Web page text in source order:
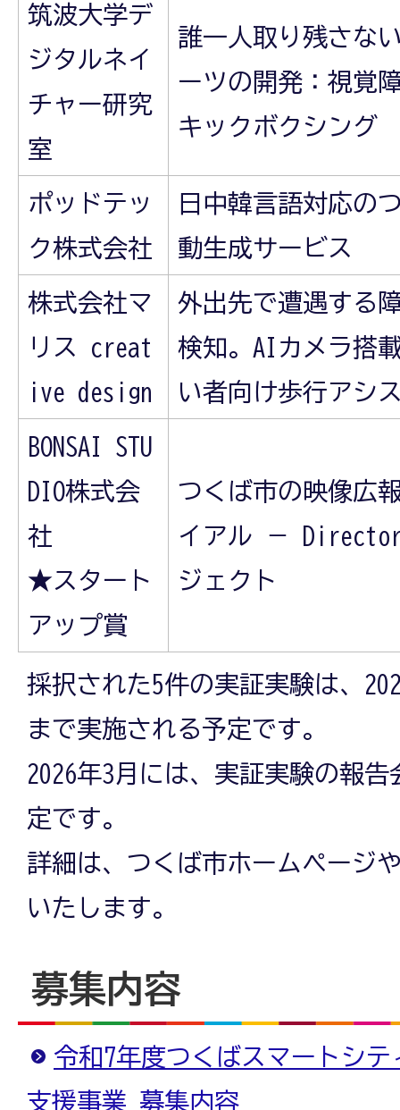
筑波大学デ
ジタルネイ
チャー研究
室
誰一人取り残さな
ーツの開発：視覚
キックボクシング
ポッドテッ
ク株式会社
日中韓言語対応の
動生成サービス
株式会社マ
リス creat
ive design
外出先で遭遇する
検知。AIカメラ搭
い者向け歩行アシ
BONSAI STU
DIO株式会
社
★スタート
アップ賞
つくば市の映像広
イアル －
ジェクト
採択された5件の実証実験は、
まで実施される予定です。
2026年3月には、実証実験の報
定です。
詳細は、つくば市ホームページ
いたします。
募集内容
令和7年度つくばスマートシ
支援事業 募集内容